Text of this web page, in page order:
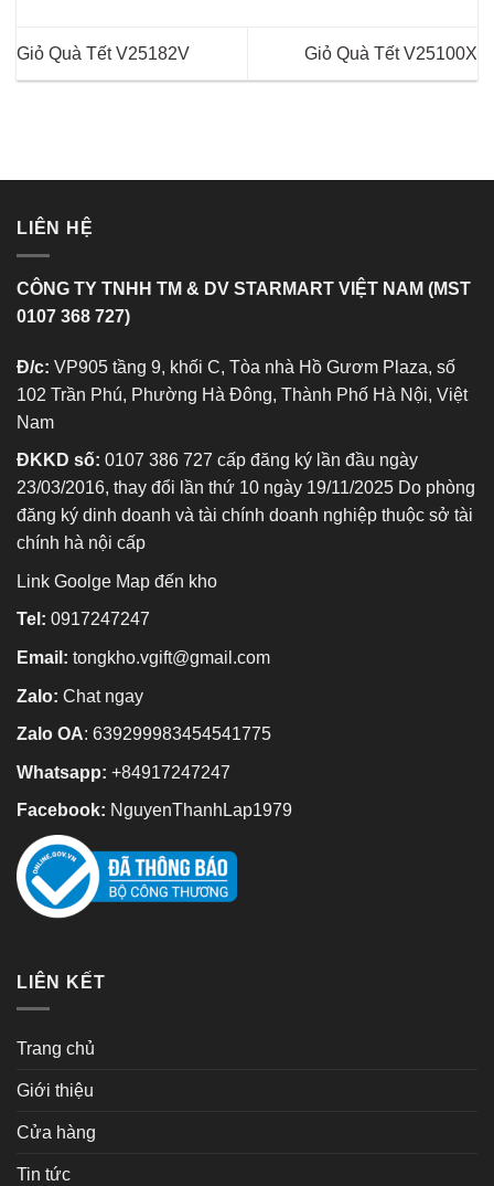
Giỏ Quà Tết V25182V Giỏ Quà Tết V25100X
LIÊN HỆ
CÔNG TY TNHH TM & DV STARMART VIỆT NAM (MST
0107 368 727)
Đ/c: VP905 tầng 9, khối C, Tòa nhà Hồ Gươm Plaza, số
102 Trần Phú, Phường Hà Đông, Thành Phố Hà Nội, Việt
Nam
ĐKKD số: 0107 386 727 cấp đăng ký lần đầu ngày
23/03/2016, thay đổi lần thứ 10 ngày 19/11/2025 Do phòng
đăng ký dinh doanh và tài chính doanh nghiệp thuộc sở tài
chính hà nội cấp
Link Goolge Map đến kho
Tel: 0917247247
Email: tongkho.vgift@gmail.com
Zalo: Chat ngay
Zalo OA: 639299983454541775
Whatsapp: +84917247247
Facebook: NguyenThanhLap1979
LIÊN KẾT
Trang chủ
Giới thiệu
Cửa hàng
Tin tức